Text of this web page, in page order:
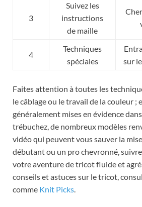
3
Suivez les
instructions
de maille
4
Techniques
spéciales
sur
Faites attention à toutes les
le câblage ou le travail de la couleur ;
généralement mises en évidence
trébuchez, de nombreux modèles
vidéo qui peuvent vous sauver la
débutant ou un pro chevronné,
votre aventure de tricot fluide et
conseils et astuces sur le tricot,
comme Knit Picks.